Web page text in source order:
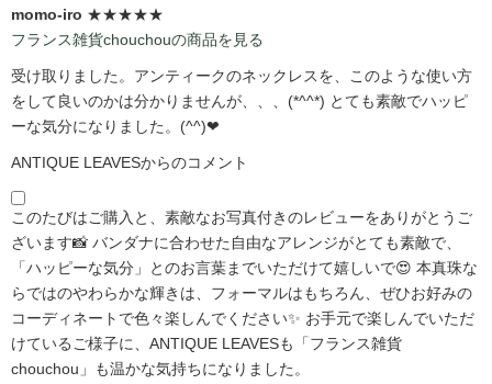
momo-iro ★★★★★
フランス雑貨chouchouの商品を見る
受け取りました。アンティークのネックレスを、このような使い方
をして良いのかは分かりませんが、、、(*^^*) とても素敵でハッピ
ーな気分になりました。(^^)❤
ANTIQUE LEAVESからのコメント
このたびはご購入と、素敵なお写真付きのレビューをありがとうご
ざいます📸 バンダナに合わせた自由なアレンジがとても素敵で、
「ハッピーな気分」とのお言葉までいただけて嬉しいで😍 本真珠な
らではのやわらかな輝きは、フォーマルはもちろん、ぜひお好みの
コーディネートで色々楽しんでください✨ お手元で楽しんでいただ
けているご様子に、ANTIQUE LEAVESも「フランス雑貨
chouchou」も温かな気持ちになりました。